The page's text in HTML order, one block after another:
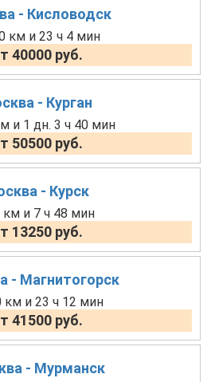
- Кисловодск
км и 23 ч 4 мин
40000 руб.
- Курган
и 1 дн. 3 ч 40 мин
50500 руб.
- Курск
км и 7 ч 48 мин
13250 руб.
- Магнитогорск
км и 23 ч 12 мин
41500 руб.
- Мурманск